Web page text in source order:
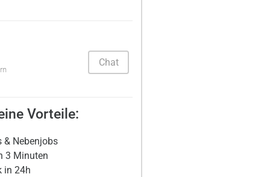
Chat
Vorteile:
& Nebenjobs
3 Minuten
in 24h